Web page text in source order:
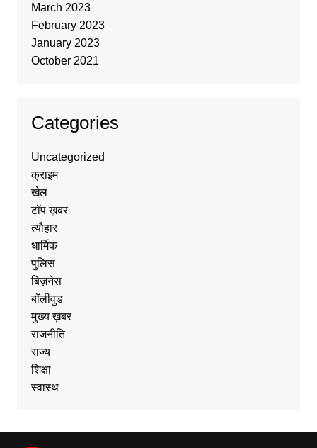
March 2023
February 2023
January 2023
October 2021
Categories
Uncategorized
क्राइम
खेल
टॉप ख़बर
त्यौहार
धार्मिक
पुलिस
बिज़नेस
बॉलीवुड
मुख्य ख़बर
राजनीति
राज्य
शिक्षा
स्वास्थ